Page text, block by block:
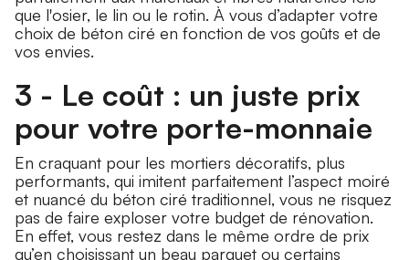
que l'osier, le lin ou le rotin. À vous d’adapter votre
choix de béton ciré en fonction de vos goûts et de
vos envies.
3 - Le coût : un juste prix
pour votre porte-monnaie
En craquant pour les mortiers décoratifs, plus
performants, qui imitent parfaitement l’aspect moiré
et nuancé du béton ciré traditionnel, vous ne risquez
pas de faire exploser votre budget de rénovation.
En effet, vous restez dans le même ordre de prix
qu’en choisissant un beau parquet ou certains